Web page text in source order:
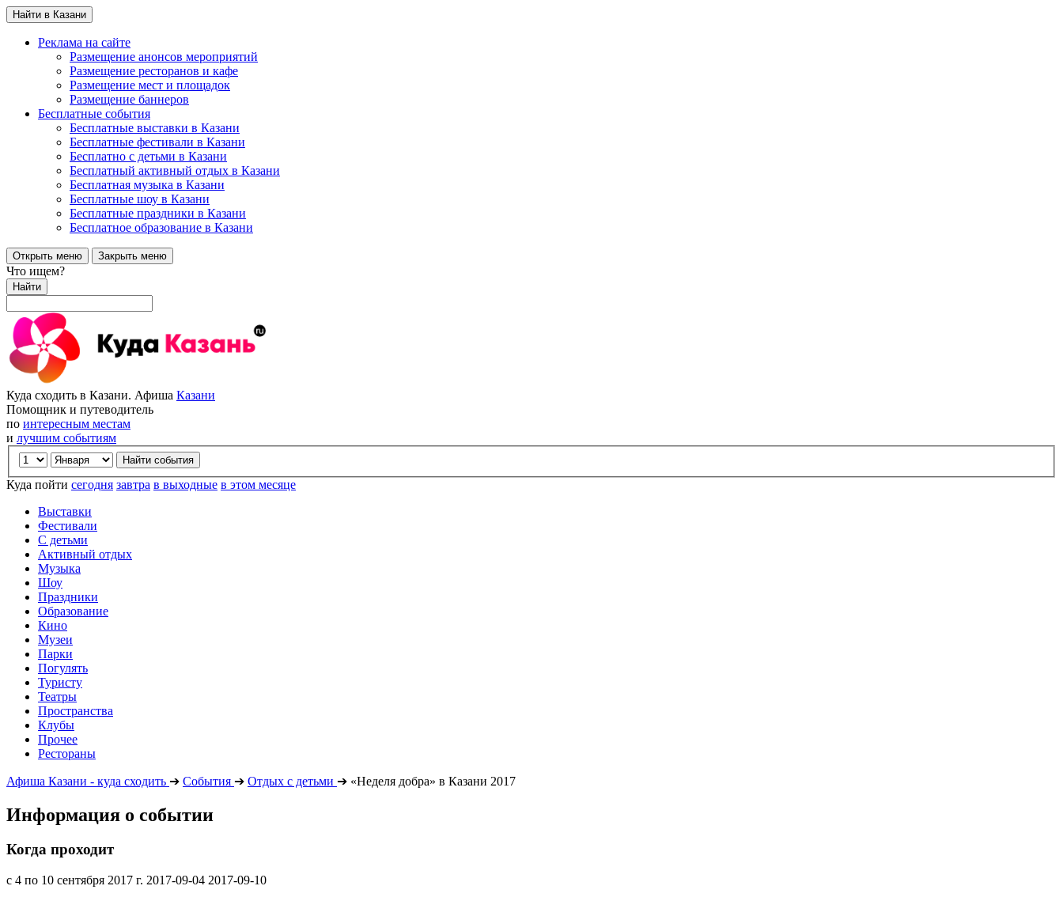
Найти в Казани
Реклама на сайте
Размещение анонсов мероприятий
Размещение ресторанов и кафе
Размещение мест и площадок
Размещение баннеров
Бесплатные события
Бесплатные выставки в Казани
Бесплатные фестивали в Казани
Бесплатно с детьми в Казани
Бесплатный активный отдых в Казани
Бесплатная музыка в Казани
Бесплатные шоу в Казани
Бесплатные праздники в Казани
Бесплатное образование в Казани
Открыть меню Закрыть меню
Что ищем?
Найти
Куда сходить в Казани. Афиша Казани
Помощник и путеводитель
по интересным местам
и лучшим событиям
Куда пойти сегодня завтра в выходные в этом месяце
Выставки
Фестивали
С детьми
Активный отдых
Музыка
Шоу
Праздники
Образование
Кино
Музеи
Парки
Погулять
Туристу
Театры
Пространства
Клубы
Прочее
Рестораны
Афиша Казани - куда сходить ➔ События ➔ Отдых с детьми ➔ «Неделя добра» в Казани 2017
Информация о событии
Когда проходит
с 4 по 10 сентября 2017 г. 2017-09-04 2017-09-10